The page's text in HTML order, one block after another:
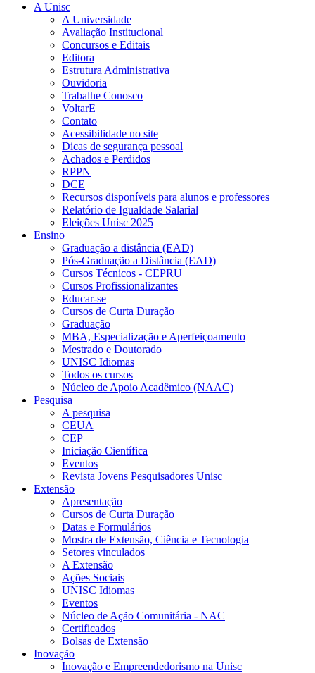
A Unisc
A Universidade
Avaliação Institucional
Concursos e Editais
Editora
Estrutura Administrativa
Ouvidoria
Trabalhe Conosco
VoltarE
Contato
Acessibilidade no site
Dicas de segurança pessoal
Achados e Perdidos
RPPN
DCE
Recursos disponíveis para alunos e professores
Relatório de Igualdade Salarial
Eleições Unisc 2025
Ensino
Graduação a distância (EAD)
Pós-Graduação a Distância (EAD)
Cursos Técnicos - CEPRU
Cursos Profissionalizantes
Educar-se
Cursos de Curta Duração
Graduação
MBA, Especialização e Aperfeiçoamento
Mestrado e Doutorado
UNISC Idiomas
Todos os cursos
Núcleo de Apoio Acadêmico (NAAC)
Pesquisa
A pesquisa
CEUA
CEP
Iniciação Científica
Eventos
Revista Jovens Pesquisadores Unisc
Extensão
Apresentação
Cursos de Curta Duração
Datas e Formulários
Mostra de Extensão, Ciência e Tecnologia
Setores vinculados
A Extensão
Ações Sociais
UNISC Idiomas
Eventos
Núcleo de Ação Comunitária - NAC
Certificados
Bolsas de Extensão
Inovação
Inovação e Empreendedorismo na Unisc